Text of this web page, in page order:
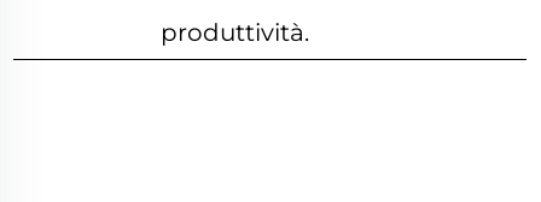
produttività.